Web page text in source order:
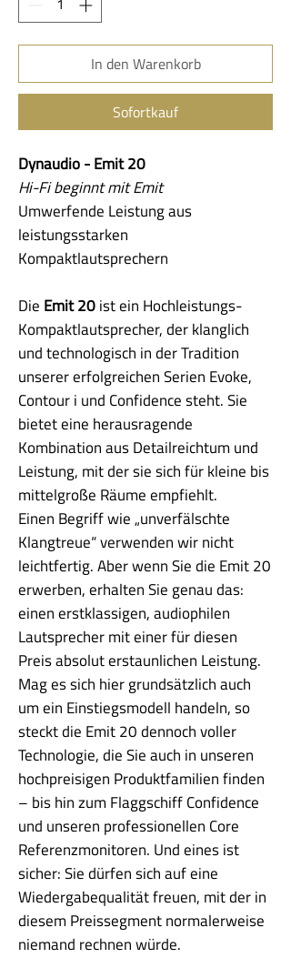
In den Warenkorb
Sofortkauf
Dynaudio - Emit 20
Hi-Fi beginnt mit Emit
Umwerfende Leistung aus
leistungsstarken
Kompaktlautsprechern
Die Emit 20ist ein Hochleistungs-
Kompaktlautsprecher, der klanglich
und technologisch in der Tradition
unserer erfolgreichen Serien Evoke,
Contour i und Confidence steht. Sie
bietet eine herausragende
Kombination aus Detailreichtum und
Leistung, mit der sie sich für kleine bis
mittelgroße Räume empfiehlt.
Einen Begriff wie „unverfälschte
Klangtreue“ verwenden wir nicht
leichtfertig. Aber wenn Sie die Emit 20
erwerben, erhalten Sie genau das:
einen erstklassigen, audiophilen
Lautsprecher mit einer für diesen
Preis absolut erstaunlichen Leistung.
Mag es sich hier grundsätzlich auch
um ein Einstiegsmodell handeln, so
steckt die Emit 20 dennoch voller
Technologie, die Sie auch in unseren
hochpreisigen Produktfamilien finden
– bis hin zum Flaggschiff Confidence
und unseren professionellen Core
Referenzmonitoren. Und eines ist
sicher: Sie dürfen sich auf eine
Wiedergabequalität freuen, mit der in
diesem Preissegment normalerweise
niemand rechnen würde.